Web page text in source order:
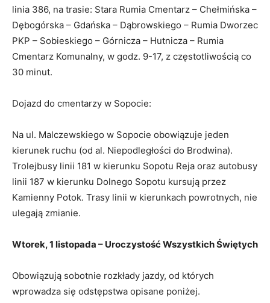
linia 386, na trasie: Stara Rumia Cmentarz – Chełmińska –
Dębogórska – Gdańska – Dąbrowskiego – Rumia Dworzec
PKP – Sobieskiego – Górnicza – Hutnicza – Rumia
Cmentarz Komunalny, w godz. 9-17, z częstotliwością co
30 minut.
Dojazd do cmentarzy w Sopocie:
Na ul. Malczewskiego w Sopocie obowiązuje jeden
kierunek ruchu (od al. Niepodległości do Brodwina).
Trolejbusy linii 181 w kierunku Sopotu Reja oraz autobusy
linii 187 w kierunku Dolnego Sopotu kursują przez
Kamienny Potok. Trasy linii w kierunkach powrotnych, nie
ulegają zmianie.
Wtorek, 1 listopada – Uroczystość Wszystkich Świętych
Obowiązują sobotnie rozkłady jazdy, od których
wprowadza się odstępstwa opisane poniżej.